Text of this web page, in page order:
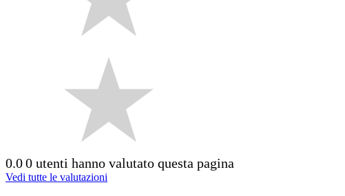
0.00 utenti hanno valutato questa pagina
Vedi tutte le valutazioni